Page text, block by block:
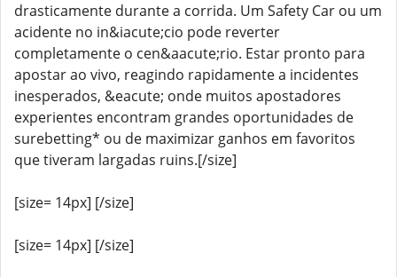
drasticamente durante a corrida. Um Safety Car ou um
acidente no in&iacute;cio pode reverter
completamente o cen&aacute;rio. Estar pronto para
apostar ao vivo, reagindo rapidamente a incidentes
inesperados, &eacute; onde muitos apostadores
experientes encontram grandes oportunidades de
surebetting* ou de maximizar ganhos em favoritos
que tiveram largadas ruins.[/size]
[size= 14px] [/size]
[size= 14px] [/size]